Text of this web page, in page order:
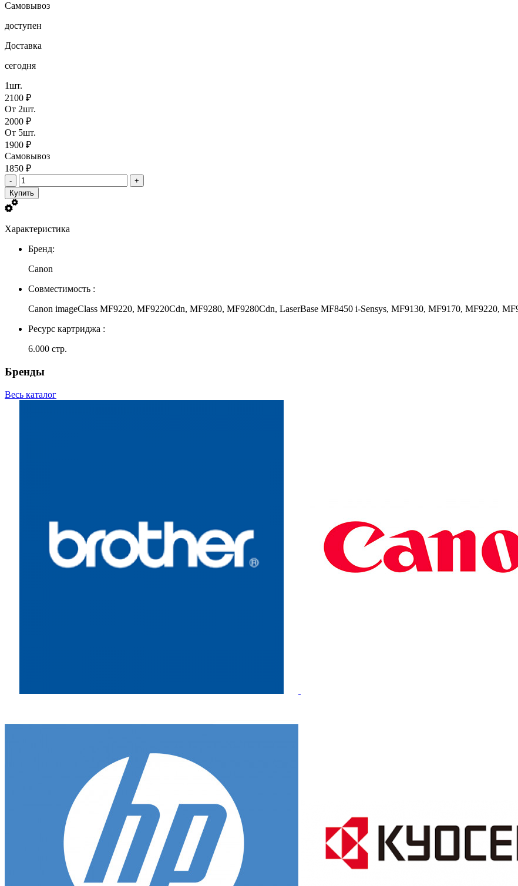
Самовывоз
доступен
Доставка
сегодня
1шт.
2100 ₽
От 2шт.
2000 ₽
От 5шт.
1900 ₽
Самовывоз
1850 ₽
-
+
Купить
Характеристика
Бренд:
Canon
Совместимость :
Canon imageClass MF9220, MF9220Cdn, MF9280, MF9280Cdn, LaserBase MF8450 i-Sensys, MF9130, MF9170, MF9220,
Ресурс картриджа :
6.000 стр.
Бренды
Весь каталог